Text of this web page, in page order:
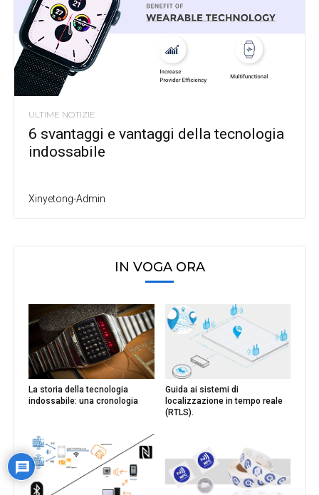
ULTIME NOTIZIE
6 svantaggi e vantaggi della tecnologia
indossabile
Xinyetong-Admin
IN VOGA ORA
La storia della tecnologia
indossabile: una cronologia
Guida ai sistemi di
localizzazione in tempo reale
(RTLS).